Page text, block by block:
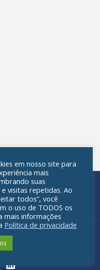
em nosso site para
mais
suas
visitas repetidas. Ao
todos”, você
o uso de TODOS os
mais informações
Política de privacidade